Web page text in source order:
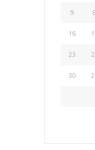
9
16
23
30